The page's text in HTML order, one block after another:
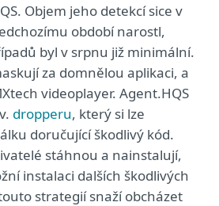
Objem jeho detekcí sice v
období narostl,
byl v srpnu již minimální.
za domnělou aplikaci, a
videoplayer. Agent.HQS
dropperu, který si lze
doručující škodlivý kód.
stáhnou a nainstalují,
instalaci dalších škodlivých
strategií snaží obcházet